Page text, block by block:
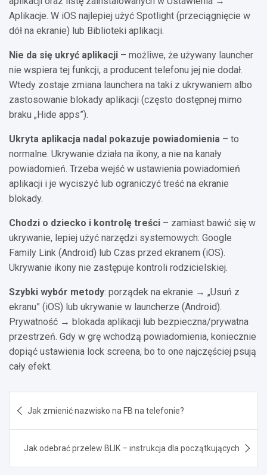
Aplikacje. W iOS najlepiej użyć Spotlight (przeciągnięcie w
dół na ekranie) lub Biblioteki aplikacji.
Nie da się ukryć aplikacji – możliwe, że używany launcher
nie wspiera tej funkcji, a producent telefonu jej nie dodał.
Wtedy zostaje zmiana launchera na taki z ukrywaniem albo
zastosowanie blokady aplikacji (często dostępnej mimo
braku „Hide apps”).
Ukryta aplikacja nadal pokazuje powiadomienia – to
normalne. Ukrywanie działa na ikony, a nie na kanały
powiadomień. Trzeba wejść w ustawienia powiadomień
aplikacji i je wyciszyć lub ograniczyć treść na ekranie
blokady.
Chodzi o dziecko i kontrolę treści – zamiast bawić się w
ukrywanie, lepiej użyć narzędzi systemowych: Google
Family Link (Android) lub Czas przed ekranem (iOS).
Ukrywanie ikony nie zastępuje kontroli rodzicielskiej.
Szybki wybór metody: porządek na ekranie → „Usuń z
ekranu” (iOS) lub ukrywanie w launcherze (Android).
Prywatność → blokada aplikacji lub bezpieczna/prywatna
przestrzeń. Gdy w grę wchodzą powiadomienia, koniecznie
dopiąć ustawienia lock screena, bo to one najczęściej psują
cały efekt.
wpisu
Jak zmienić nazwisko na FB na telefonie?
Jak odebrać przelew BLIK – instrukcja dla początkujących